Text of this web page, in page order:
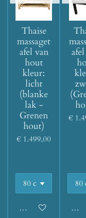
Thaise
massaget
afel van
hout
kleur:
licht
(blanke
lak -
Grenen
hout)
€ 1.499,00
Houd mij op de
€